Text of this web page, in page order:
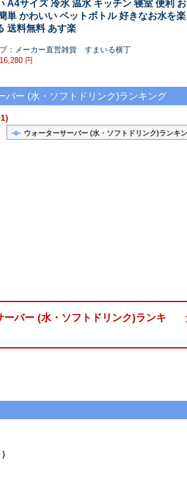
A4サイズ 冷水 温水 キッチン 寝室 便利 お
単 かわいい ペットボトル 好きなお水を楽
送料無料 あす楽
： メーカー直営雑貨 すまいる横丁
円
バー (水・ソフトドリンク)ランキング
ウォーターサーバー (水・ソフトドリンク)ランキ
ーバー (水・ソフトドリンク)ランキ
)